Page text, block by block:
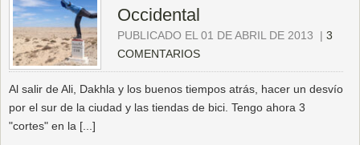
Occidental
PUBLICADO EL 01 DE ABRIL DE 2013 | 3
COMENTARIOS
Al salir de Ali, Dakhla y los buenos tiempos atrás, hacer un desvío
por el sur de la ciudad y las tiendas de bici. Tengo ahora 3
"cortes" en la [...]